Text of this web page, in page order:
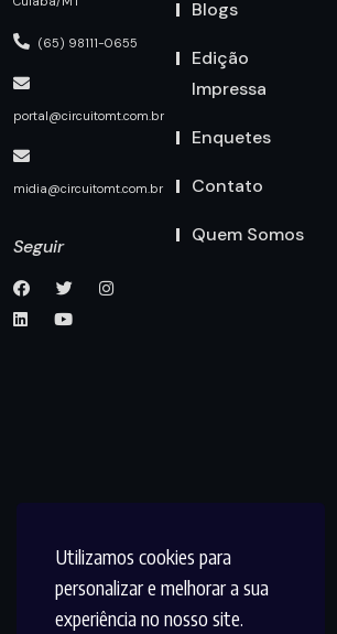
Utilizamos cookies para
personalizar e melhorar a sua
experiência no nosso site.
(65) 98111-0655
portal@circuitomt.com.br
midia@circuitomt.com.br
Seguir
Blogs
Edição
Impressa
Enquetes
Contato
Quem Somos